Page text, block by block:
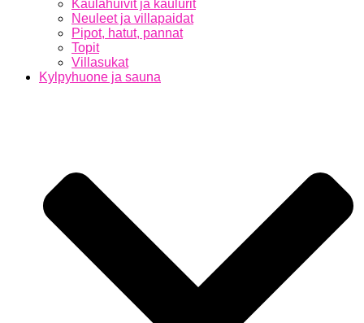
Kaulahuivit ja kaulurit
Neuleet ja villapaidat
Pipot, hatut, pannat
Topit
Villasukat
Kylpyhuone ja sauna